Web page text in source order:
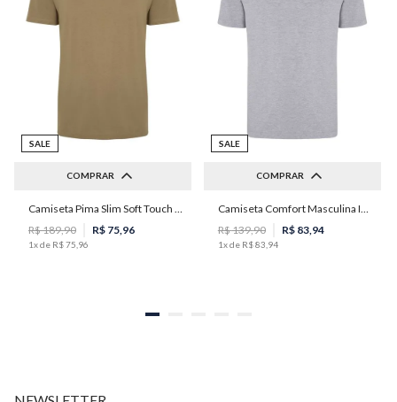
SALE
COMPRAR
M
R$189,90 R$ 75, 96
1x de R$75 96
SALE
COMPRAR
P M G GG
R$139,90 R$ 83, 94
1x de R$83 94